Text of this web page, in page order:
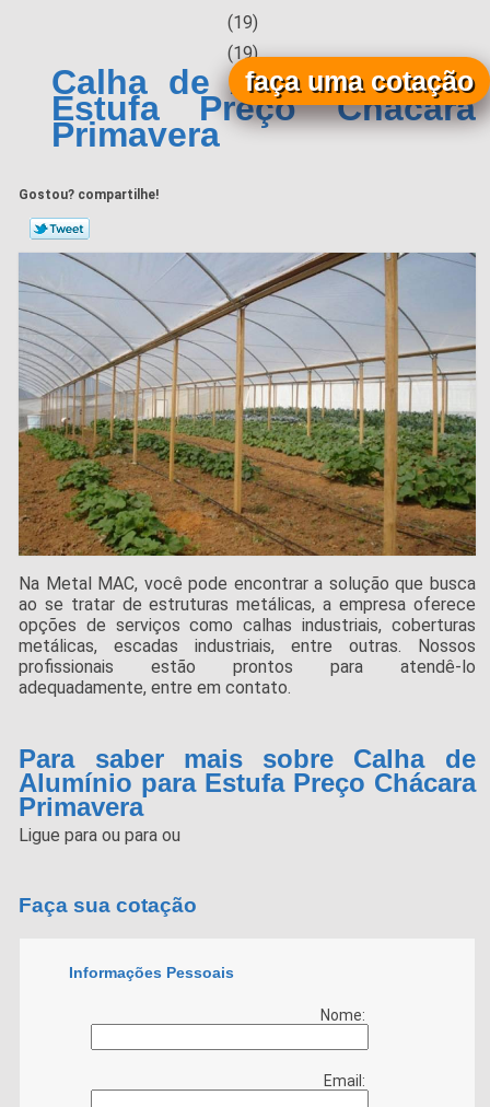
(19)
(19)
Calha de Alumínio para
Estufa Preço Chácara
Primavera
Gostou? compartilhe!
Na Metal MAC, você pode encontrar a solução que busca
ao se tratar de estruturas metálicas, a empresa oferece
opções de serviços como calhas industriais, coberturas
metálicas, escadas industriais, entre outras. Nossos
profissionais estão prontos para atendê-lo
adequadamente, entre em contato.
Para saber mais sobre Calha de
Alumínio para Estufa Preço Chácara
Primavera
Ligue paraou paraou
faça uma cotação
Faça sua cotação
Informações Pessoais
Nome:
Email: